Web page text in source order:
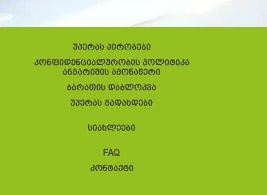
უპერას პირობები
კონფიდენციალურობის პოლიტიკა
ანგარიშის ამონაწერი
ბარათის დაბლოკვა
უპერას გადახდები
სიახლეები
FAQ
კონტაქტი